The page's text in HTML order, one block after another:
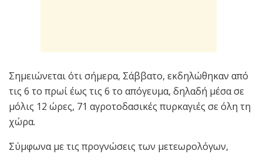
Σημειώνεται ότι σήμερα, Σάββατο, εκδηλώθηκαν από
τις 6 το πρωί έως τις 6 το απόγευμα, δηλαδή μέσα σε
μόλις 12 ώρες, 71 αγροτοδασικές πυρκαγιές σε όλη τη
χώρα.
Σύμφωνα με τις προγνώσεις των μετεωρολόγων,